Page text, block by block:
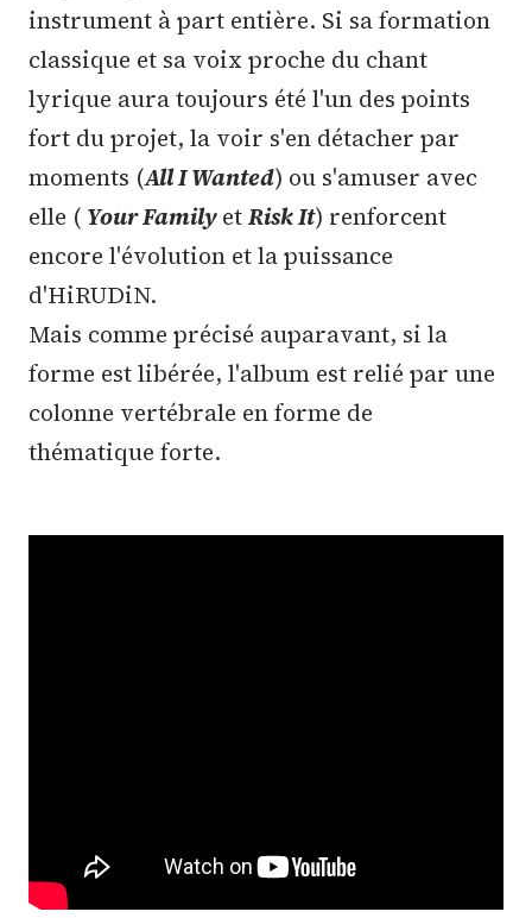
instrument à part entière. Si sa formation
classique et sa voix proche du chant
lyrique aura toujours été l'un des points
fort du projet, la voir s'en détacher par
moments (All I Wanted) ou s'amuser avec
elle ( Your FamilyetRisk It) renforcent
encore l'évolution et la puissance
d'HiRUDiN.
Mais comme précisé auparavant, si la
forme est libérée, l'album est relié par une
colonne vertébrale en forme de
thématique forte.